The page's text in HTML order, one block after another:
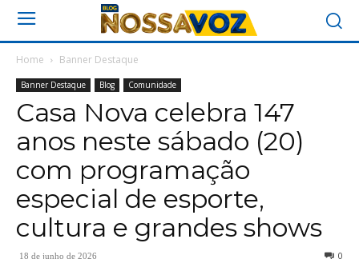
Home Banner Destaque
Banner Destaque Blog Comunidade
Casa Nova celebra 147
anos neste sábado (20)
com programação
especial de esporte,
cultura e grandes shows
18 de junho de 2026 0